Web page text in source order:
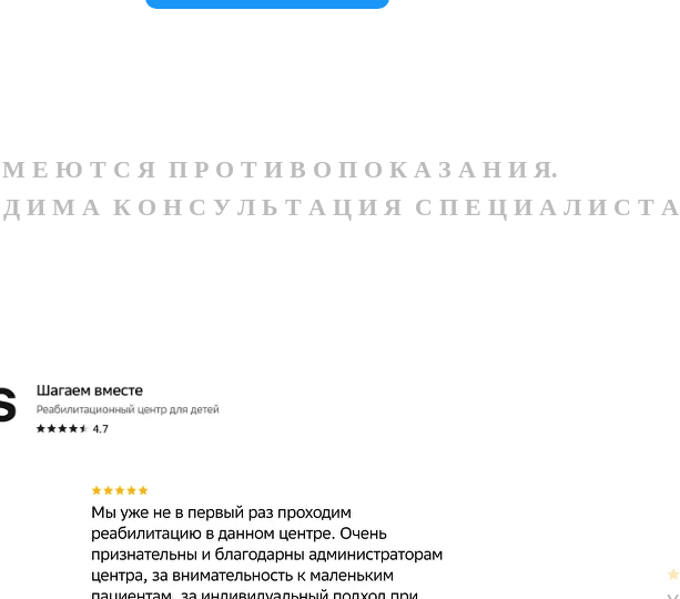
Е Ю Т С Я П Р О Т И В О П О К А З А Н И Я.
И М А К О Н С У Л Ь Т А Ц И Я С П Е Ц И А Л И С Т А